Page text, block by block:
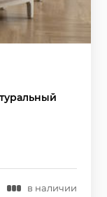
в наличии